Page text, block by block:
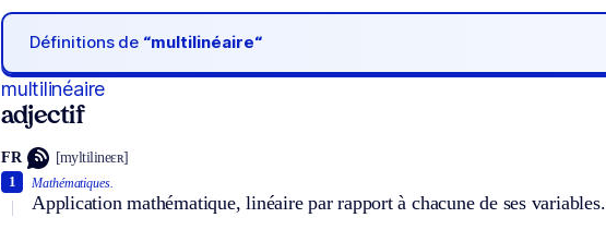
Définitions de “multilinéaire“
multilinéaire
adjectif
FR [myltilineɛʀ]
Mathématiques.
Application mathématique, linéaire par rapport à chacune de ses variables.
1